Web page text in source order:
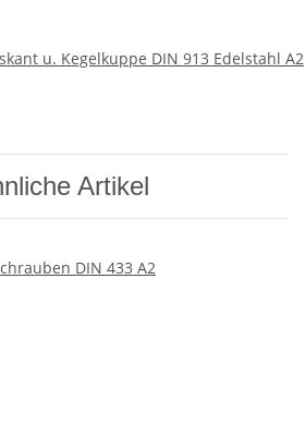
u. Kegelkuppe DIN 913 Edelstahl A2
Artikel